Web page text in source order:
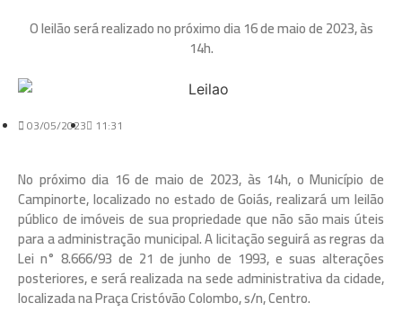
O leilão será realizado no próximo dia 16 de maio de 2023, às
14h.
03/05/2023 11:31
No próximo dia 16 de maio de 2023, às 14h, o Município de
Campinorte, localizado no estado de Goiás, realizará um leilão
público de imóveis de sua propriedade que não são mais úteis
para a administração municipal. A licitação seguirá as regras da
Lei n° 8.666/93 de 21 de junho de 1993, e suas alterações
posteriores, e será realizada na sede administrativa da cidade,
localizada na Praça Cristóvão Colombo, s/n, Centro.